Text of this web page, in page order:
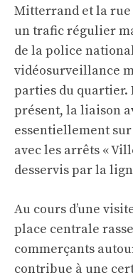
Mitterrand et la rue
un trafic régulier
de la police
vidéosurveillance
parties du quartier.
présent, la liaison
essentiellement
avec les arrêts «
desservis par la
Au cours d’une
place centrale
commerçants
contribue à une